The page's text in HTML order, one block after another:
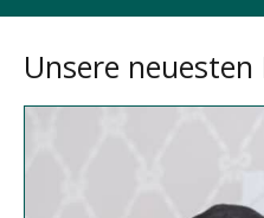
Unsere